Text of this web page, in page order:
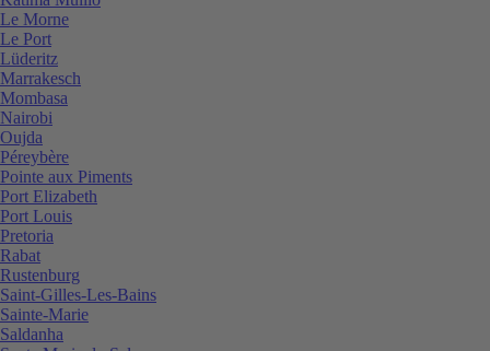
Le Morne
Le Port
Lüderitz
Marrakesch
Mombasa
Nairobi
Oujda
Péreybère
Pointe aux Piments
Port Elizabeth
Port Louis
Pretoria
Rabat
Rustenburg
Saint-Gilles-Les-Bains
Sainte-Marie
Saldanha